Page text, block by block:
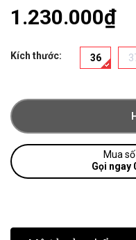
1.230.000₫
Kích thước: 36
Mua
Gọi ngay